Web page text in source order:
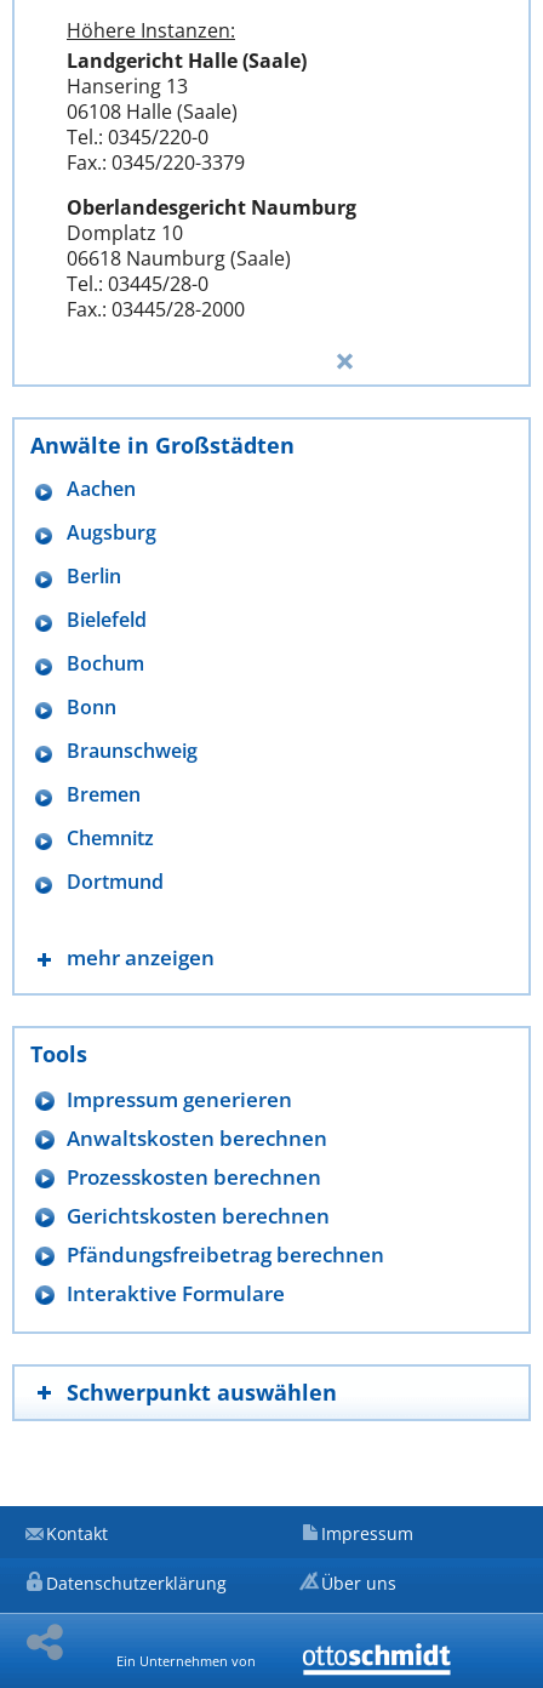
Höhere Instanzen:
Landgericht Halle (Saale)
Hansering 13
06108 Halle (Saale)
Tel.: 0345/220-0
Fax.: 0345/220-3379
Oberlandesgericht Naumburg
Domplatz 10
06618 Naumburg (Saale)
Tel.: 03445/28-0
Fax.: 03445/28-2000
Anwälte in Großstädten
Aachen
Augsburg
Berlin
Bielefeld
Bochum
Bonn
Braunschweig
Bremen
Chemnitz
Dortmund
mehr anzeigen
Tools
Impressum generieren
Anwaltskosten berechnen
Prozesskosten berechnen
Gerichtskosten berechnen
Pfändungsfreibetrag berechnen
Interaktive Formulare
Schwerpunkt auswählen
Kontakt Impressum
Datenschutzerklärung Über uns
Ein Unternehmen von